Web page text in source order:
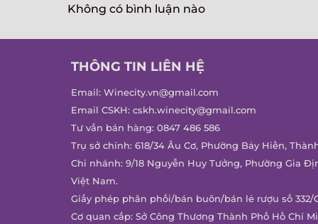
Không có bình luận nào
THÔNG TIN LIÊN HỆ
Email: Winecity.vn@gmail.com
Email CSKH: cskh.winecity@gmail.com
Tư vấn bán hàng: 0847 486 586
Trụ sở chính: 618/34 Âu Cơ, Phường Bảy Hiền,
Chi nhánh: 9/18 Nguyễn Huy Tưởng, Phường Gia
Việt Nam.
Giấy phép phân phối/bán buôn/bán lẻ rượu số 332/
Cơ quan cấp: Sở Công Thương Thành Phố Hồ Chí